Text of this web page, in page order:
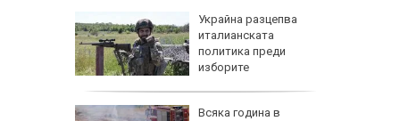
Украйна разцепва
италианската
политика преди
изборите
Всяка година в